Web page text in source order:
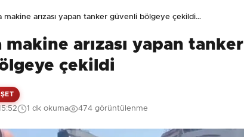
10 + 3 = ? Gönder
makine arızası yapan tanker güvenli bölgeye çekildi…
arızası yapan tanker
çekildi
1 dk okuma 474 görüntülenme